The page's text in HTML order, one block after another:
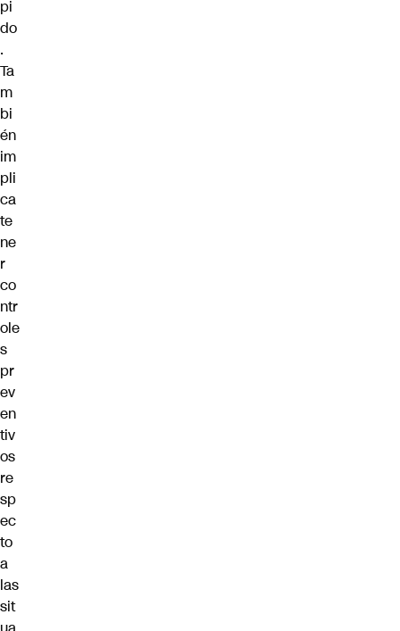
pi
do
.
Ta
m
bi
én
im
pli
ca
te
ne
r
co
ntr
ole
s
pr
ev
en
tiv
os
re
sp
ec
to
a
las
sit